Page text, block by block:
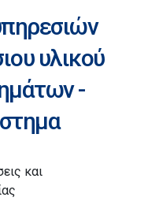
υλικού
-
και